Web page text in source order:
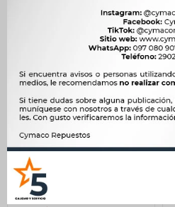
BOTADORES COMBO 8
BOTADORES FORD ZETEC